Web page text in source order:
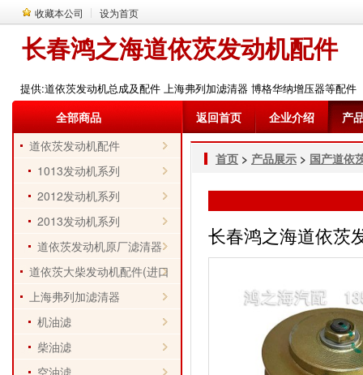
收藏本公司 设为首页
长春鸿之海道依茨发动机配件
提供:道依茨发动机总成及配件 上海弗列加滤清器 博格华纳增压器等配件
全部商品 返回首页 企业介绍
产
道依茨发动机配件
1013发动机系列
2012发动机系列
2013发动机系列
道依茨发动机原厂滤清器
道依茨大柴发动机配件(进口
件)
上海弗列加滤清器
机油滤
柴油滤
空油滤
首页 > 产品展示 > 国产道依
长春鸿之海道依茨